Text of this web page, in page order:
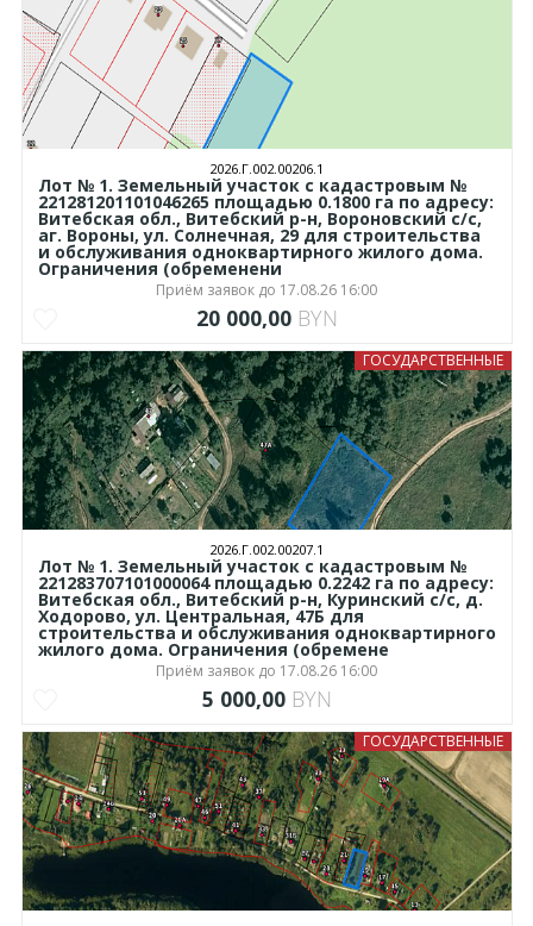
2026.Г.002.00206.1
Лот № 1. Земельный участок с кадастровым №
221281201101046265 площадью 0.1800 га по адресу:
Витебская обл., Витебский р-н, Вороновский с/с,
аг. Вороны, ул. Солнечная, 29 для строительства
и обслуживания одноквартирного жилого дома.
Ограничения (обременени
Приём заявок до 17.08.26 16:00
20 000,00 BYN
ГОСУДАРСТВЕННЫЕ
2026.Г.002.00207.1
Лот № 1. Земельный участок с кадастровым №
221283707101000064 площадью 0.2242 га по адресу:
Витебская обл., Витебский р-н, Куринский с/с, д.
Ходорово, ул. Центральная, 47Б для
строительства и обслуживания одноквартирного
жилого дома. Ограничения (обремене
Приём заявок до 17.08.26 16:00
5 000,00 BYN
ГОСУДАРСТВЕННЫЕ